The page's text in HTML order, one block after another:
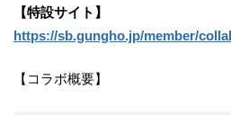
【特設サイト】
https://sb.gungho.jp/member/
【コラボ概要】